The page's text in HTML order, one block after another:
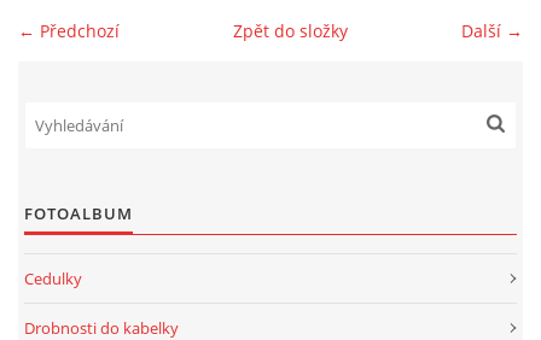
← Předchozí Další →
Zpět do složky
FOTOALBUM
Cedulky
Drobnosti do kabelky